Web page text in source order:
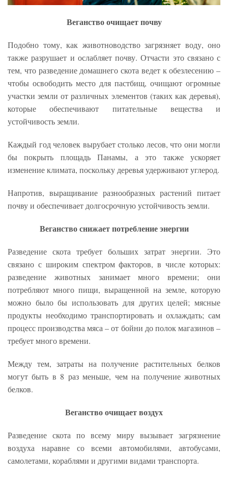
Веганство очищает почву
Подобно тому, как животноводство загрязняет воду, оно
также разрушает и ослабляет почву. Отчасти это связано с
тем, что разведение домашнего скота ведет к обезлесению –
чтобы освободить место для пастбищ, очищают огромные
участки земли от различных элементов (таких как деревья),
которые обеспечивают питательные вещества и
устойчивость земли.
Каждый год человек вырубает столько лесов, что они могли
бы покрыть площадь Панамы, а это также ускоряет
изменение климата, поскольку деревья удерживают углерод.
Напротив, выращивание разнообразных растений питает
почву и обеспечивает долгосрочную устойчивость земли.
Веганство снижает потребление энергии
Разведение скота требует больших затрат энергии. Это
связано с широким спектром факторов, в числе которых:
разведение животных занимает много времени; они
потребляют много пищи, выращенной на земле, которую
можно было бы использовать для других целей; мясные
продукты необходимо транспортировать и охлаждать; сам
процесс производства мяса – от бойни до полок магазинов –
требует много времени.
Между тем, затраты на получение растительных белков
могут быть в 8 раз меньше, чем на получение животных
белков.
Веганство очищает воздух
Разведение скота по всему миру вызывает загрязнение
воздуха наравне со всеми автомобилями, автобусами,
самолетами, кораблями и другими видами транспорта.